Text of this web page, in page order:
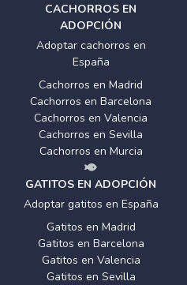
CACHORROS EN
ADOPCIÓN
Adoptar cachorros en
España
Cachorros en Madrid
Cachorros en Barcelona
Cachorros en Valencia
Cachorros en Sevilla
Cachorros en Murcia
GATITOS EN ADOPCIÓN
Adoptar gatitos en España
Gatitos en Madrid
Gatitos en Barcelona
Gatitos en Valencia
Gatitos en Sevilla